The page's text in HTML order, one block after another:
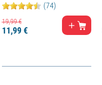
(74)
19,99€
11,99€